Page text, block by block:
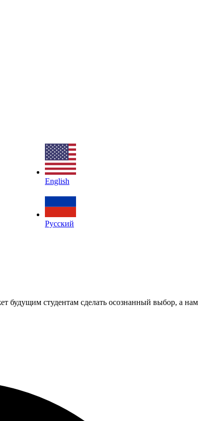
English
Русский
студентам сделать осознанный выбор, а